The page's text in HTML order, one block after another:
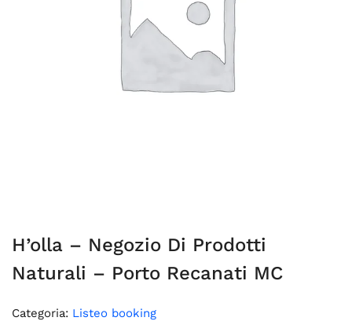
H’olla – Negozio Di Prodotti
Naturali – Porto Recanati MC
Categoria: Listeo booking